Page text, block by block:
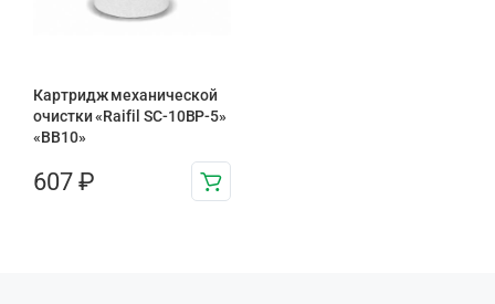
Картридж механической
очистки «Raifil SC-10BP-5»
«BB10»
607 ₽